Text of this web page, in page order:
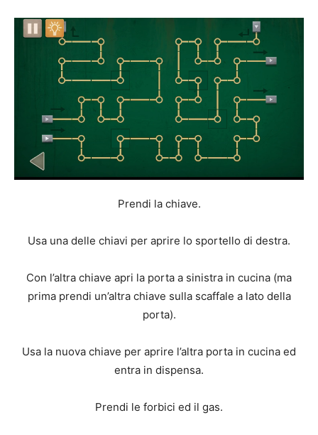
Prendi la chiave.
Usa una delle chiavi per aprire lo sportello di destra.
Con l’altra chiave apri la porta a sinistra in cucina (ma
prima prendi un’altra chiave sulla scaffale a lato della
porta).
Usa la nuova chiave per aprire l’altra porta in cucina ed
entra in dispensa.
Prendi le forbici ed il gas.